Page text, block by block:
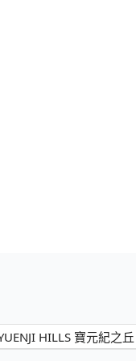
HILLS 寶元紀之丘